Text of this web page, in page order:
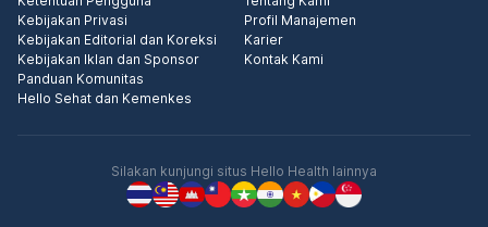
Kebijakan Privasi
Kebijakan Editorial dan Koreksi
Kebijakan Iklan dan Sponsor
Panduan Komunitas
Hello Sehat dan Kemenkes
Profil Manajemen
Karier
Kontak Kami
Silakan kunjungi situs Hello Health lainnya